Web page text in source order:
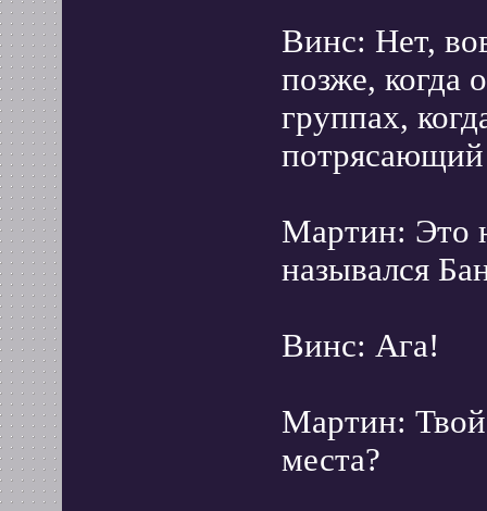
Винс: Нет,
позже, когда
группах,
потрясающий
Мартин: Это
назывался
Винс: Ага!
Мартин: Твой
места?